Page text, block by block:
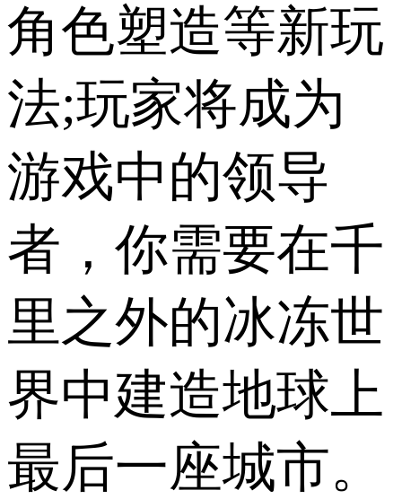
角色塑造等新玩
法;玩家将成为
游戏中的领导
者，你需要在千
里之外的冰冻世
界中建造地球上
最后一座城市。